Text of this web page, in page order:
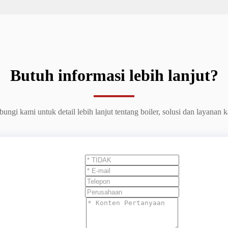
Butuh informasi lebih lanjut?
kami untuk detail lebih lanjut tentang boiler, solusi dan layanan